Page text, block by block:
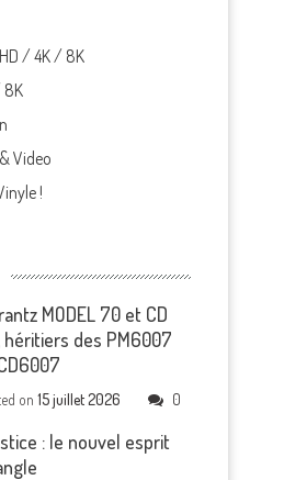
/ 4K / 8K
8K
Video
!
MODEL 70 et CD
héritiers des PM6007
on15 juillet 2026 0
: le nouvel esprit